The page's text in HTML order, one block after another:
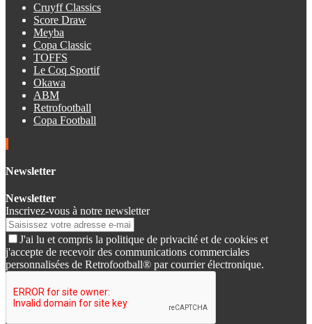
Cruyff Classics
Score Draw
Meyba
Copa Classic
TOFFS
Le Coq Sportif
Okawa
ABM
Retrofootball
Copa Football
Newsletter
Newsletter
Inscrivez-vous à notre newsletter
J'ai lu et compris la politique de privacité et de cookies et
j'accepte de recevoir des communications commerciales
personnalisées de Retrofootball® par courrier électronique.